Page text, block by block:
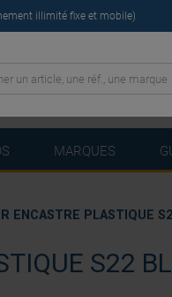
illimité fixe et mobile)
MARQUES
S22
ENCASTRE PLASTIQUE